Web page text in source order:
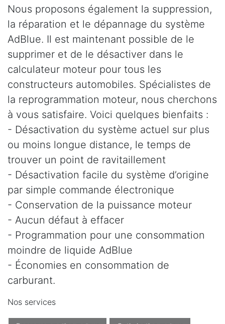
Nous proposons également la suppression,
la réparation et le dépannage du système
AdBlue. Il est maintenant possible de le
supprimer et de le désactiver dans le
calculateur moteur pour tous les
constructeurs automobiles. Spécialistes de
la reprogrammation moteur, nous cherchons
à vous satisfaire. Voici quelques bienfaits :
- Désactivation du système actuel sur plus
ou moins longue distance, le temps de
trouver un point de ravitaillement
- Désactivation facile du système d’origine
par simple commande électronique
- Conservation de la puissance moteur
- Aucun défaut à effacer
- Programmation pour une consommation
moindre de liquide AdBlue
- Économies en consommation de
carburant.
Nos services